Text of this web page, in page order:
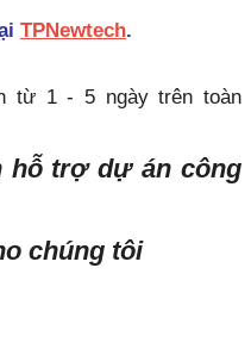
TPNewtech.
từ 1 - 5 ngày trên toàn
hỗ trợ dự án công
chúng tôi